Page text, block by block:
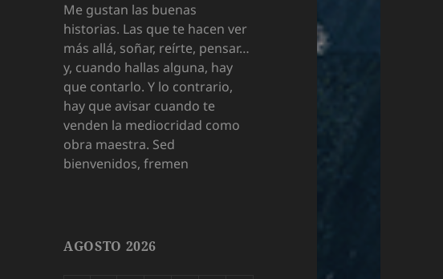
Me gustan las buenas
historias. Las que te hacen ver
más allá, soñar, reírte, pensar…
y, cuando hallas alguna, hay
que contarlo. Y lo contrario,
hay que avisar cuando te
venden la mediocridad como
obra maestra. Sed
bienvenidos, fremen
AGOSTO 2026